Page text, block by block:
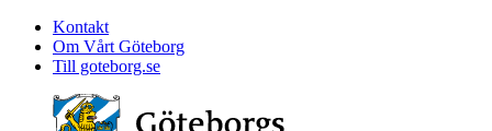
Kontakt
Om Vårt Göteborg
Till goteborg.se